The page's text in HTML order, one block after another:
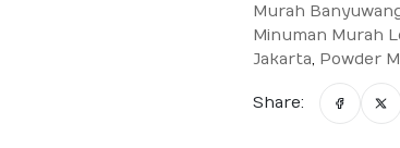
Murah
Minuman Murah
Jakarta, Powder
Share: